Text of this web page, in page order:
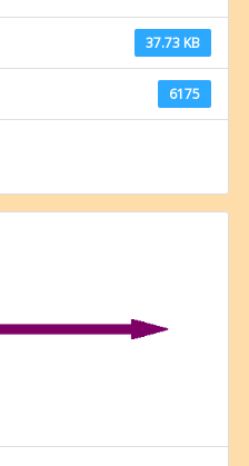
37.73 KB
6175